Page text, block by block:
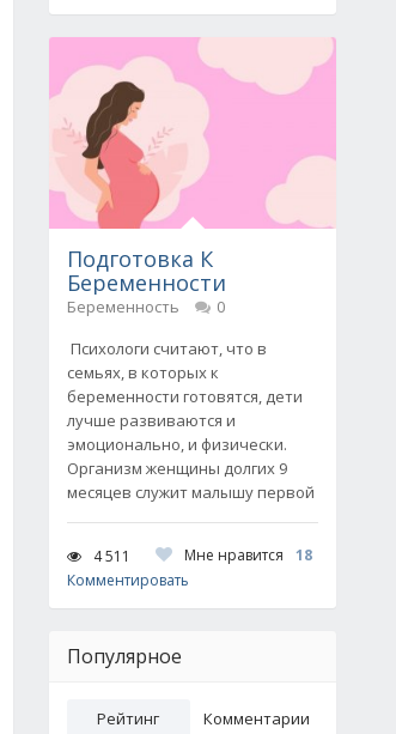
Подготовка К
Беременности
Беременность
0
Психологи считают, что в
семьях, в которых к
беременности готовятся, дети
лучше развиваются и
эмоционально, и физически.
Организм женщины долгих 9
месяцев служит малышу первой
4 511 Мне нравится
18
Комментировать
Популярное
Рейтинг Комментарии